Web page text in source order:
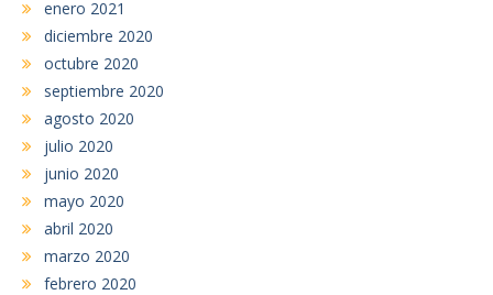
enero 2021
diciembre 2020
octubre 2020
septiembre 2020
agosto 2020
julio 2020
junio 2020
mayo 2020
abril 2020
marzo 2020
febrero 2020